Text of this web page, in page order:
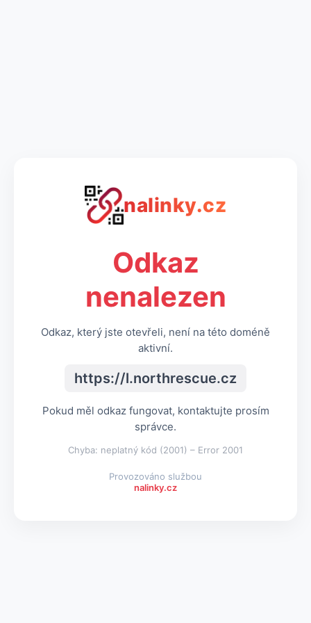
nalinky.cz
Odkaz
nenalezen
Odkaz, který jste otevřeli, není na této doméně
aktivní.
https://l.northrescue.cz
Pokud měl odkaz fungovat, kontaktujte prosím
správce.
Chyba: neplatný kód (2001) – Error 2001
Provozováno službou
nalinky.cz